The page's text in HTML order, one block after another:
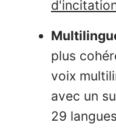
plus
voix
avec un
29